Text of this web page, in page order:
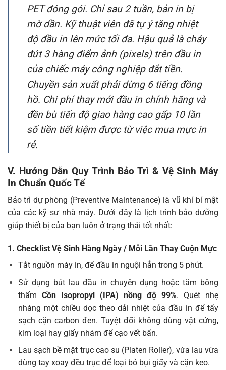
PET đóng gói. Chỉ sau 2 tuần, bản in bị
mờ dần. Kỹ thuật viên đã tự ý tăng nhiệt
độ đầu in lên mức tối đa. Hậu quả là cháy
đứt 3 hàng điểm ảnh (pixels) trên đầu in
của chiếc máy công nghiệp đắt tiền.
Chuyền sản xuất phải dừng 6 tiếng đồng
hồ. Chi phí thay mới đầu in chính hãng và
đền bù tiến độ giao hàng cao gấp 10 lần
số tiền tiết kiệm được từ việc mua mực in
rẻ.
V. Hướng Dẫn Quy Trình Bảo Trì & Vệ Sinh Máy
In Chuẩn Quốc Tế
Bảo trì dự phòng (Preventive Maintenance) là vũ khí bí mật
của các kỹ sư nhà máy. Dưới đây là lịch trình bảo dưỡng
giúp thiết bị của bạn luôn ở trạng thái tốt nhất:
1. Checklist Vệ Sinh Hàng Ngày / Mỗi Lần Thay Cuộn Mực
Tắt nguồn máy in, để đầu in nguội hẳn trong 5 phút.
Sử dụng bút lau đầu in chuyên dụng hoặc tăm bông
thấm Cồn Isopropyl (IPA) nồng độ 99%. Quét nhẹ
nhàng một chiều dọc theo dải nhiệt của đầu in để tẩy
sạch cặn carbon đen. Tuyệt đối không dùng vật cứng,
kim loại hay giấy nhám để cạo vết bẩn.
Lau sạch bề mặt trục cao su (Platen Roller), vừa lau vừa
dùng tay xoay đều trục để loại bỏ bụi giấy và cặn keo.